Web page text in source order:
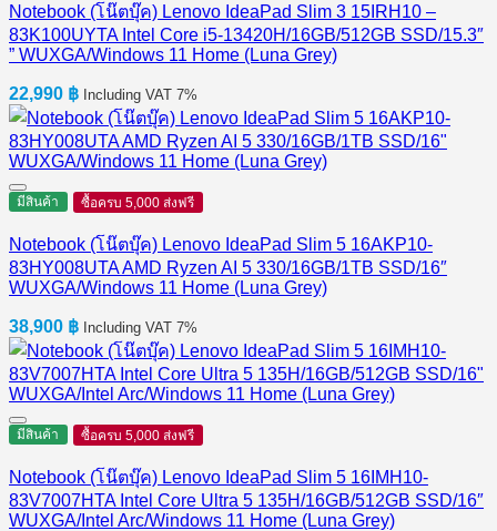
Notebook (โน๊ตบุ๊ค) Lenovo IdeaPad Slim 3 15IRH10 –
83K100UYTA Intel Core i5-13420H/16GB/512GB SSD/15.3″
” WUXGA/Windows 11 Home (Luna Grey)
22,990 ฿ Including VAT 7%
มีสินค้า ซื้อครบ 5,000 ส่งฟรี
Notebook (โน๊ตบุ๊ค) Lenovo IdeaPad Slim 5 16AKP10-
83HY008UTA AMD Ryzen AI 5 330/16GB/1TB SSD/16″
WUXGA/Windows 11 Home (Luna Grey)
38,900 ฿ Including VAT 7%
มีสินค้า ซื้อครบ 5,000 ส่งฟรี
Notebook (โน๊ตบุ๊ค) Lenovo IdeaPad Slim 5 16IMH10-
83V7007HTA Intel Core Ultra 5 135H/16GB/512GB SSD/16″
WUXGA/Intel Arc/Windows 11 Home (Luna Grey)